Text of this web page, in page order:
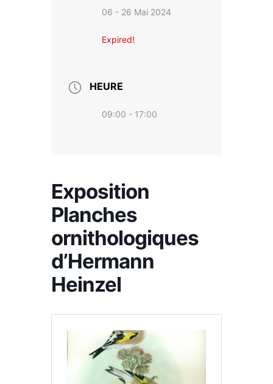
06 - 26 Mai 2024
Expired!
HEURE
09:00 - 17:00
Exposition
Planches
ornithologiques
d’Hermann
Heinzel